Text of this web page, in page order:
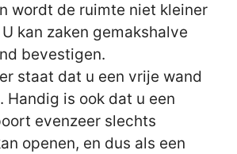
wordt de ruimte niet kleiner
kan zaken gemakshalve
bevestigen.
staat dat u een vrije wand
Handig is ook dat u een
evenzeer slechts
openen, en dus als een